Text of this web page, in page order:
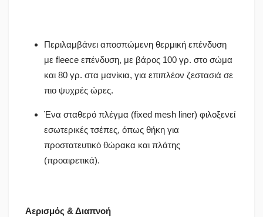
Περιλαμβάνει αποσπώμενη θερμική επένδυση
με fleece επένδυση, με βάρος 100 γρ. στο σώμα
και 80 γρ. στα μανίκια, για επιπλέον ζεστασιά σε
πιο ψυχρές ώρες.
Ένα σταθερό πλέγμα (fixed mesh liner) φιλοξενεί
εσωτερικές τσέπες, όπως θήκη για
προστατευτικό θώρακα και πλάτης
(προαιρετικά).
Αερισμός & Διαπνοή